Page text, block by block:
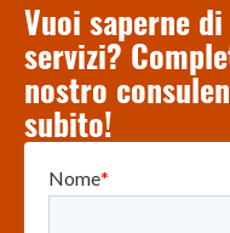
Vuoi saperne
servizi?
nostro
subito!